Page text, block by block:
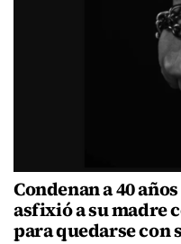
Condenan a 40
asfixió a su madre
para quedarse con